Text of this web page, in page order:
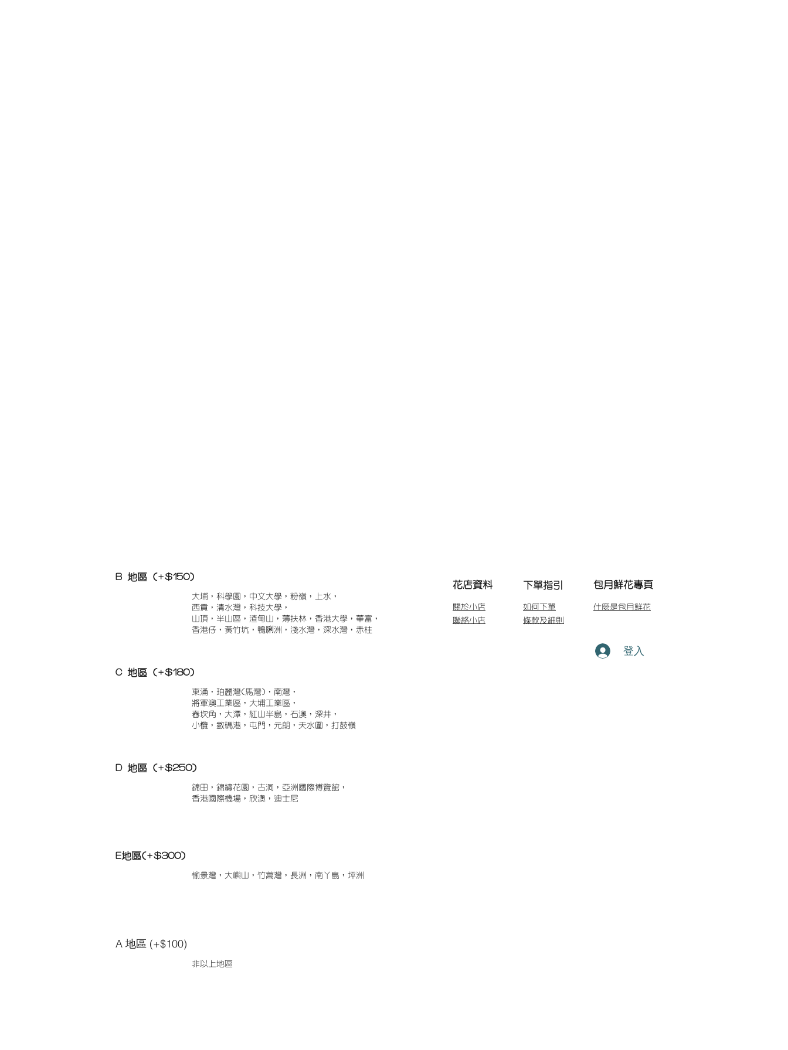
B 地區 (+$150)
大埔，科學園，中文大學，粉嶺，上水，
西貢，清水灣，科技大學，
山頂，半山區，渣甸山，薄扶林，香港大學，華富，
香港仔，黃竹坑，鴨脷洲，淺水灣，深水灣，赤柱
C 地區 (+$180)
東涌，珀麗灣(馬灣)，南灣，
將軍澳工業區，大埔工業區，
舂坎角，大潭，紅山半島，石澳，深井，
小欖，數碼港，屯門，元朗，天水圍，打鼓嶺
D 地區 (+$250)
錦田，錦繡花園，古洞，亞洲國際博覽館，
香港國際機場，欣澳，迪士尼
E地區(+$300)
愉景灣，大嶼山，竹蒿灣，長洲，南丫島，坪洲
A 地區 (+$100)
非以上地區
​花店資料 下單指引 包月鮮花專頁
關於小店
聯絡小店
如何下單
條款及細則
什麼是包月鮮花
登入